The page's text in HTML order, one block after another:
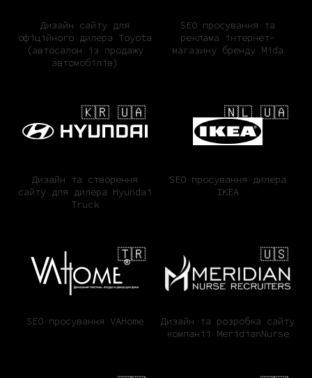
Дизайн сайту для
офіційного дилера Toyota
(автосалон із продажу
автомобілів)
SEO просування та
реклама інтернет-
магазину бренду Mida
🇰🇷 🇺🇦
Дизайн та створення
сайту для дилера Hyundai
Truck
🇳🇱 🇺🇦
SEO просування дилера
IKEA
🇹🇷
SEO просування VAHome
🇺🇸
Дизайн та розробка сайту
компанії MeridianNurse